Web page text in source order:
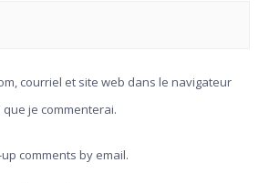
courriel et site web dans le navigateur
je commenterai.
comments by email.